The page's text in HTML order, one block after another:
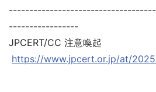
-----------------
JPCERT/CC 注意喚起
https://www.jpcert.or.jp/at/